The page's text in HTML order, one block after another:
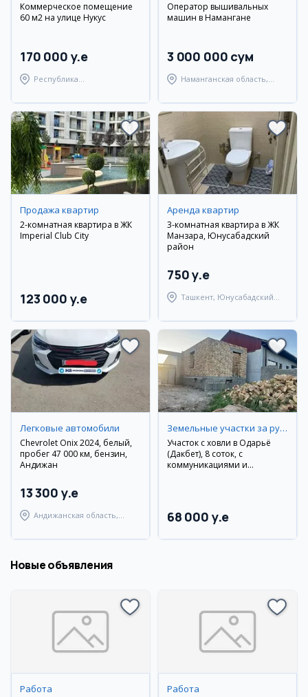
Коммерческое помещение
60 м2 на улице Нукус
170 000 y.e
Республика
район
Оператор вышивальных
машин в Намангане
3 000 000 сум
Наманганская область,
Продажа квартир
2-комнатная квартира в ЖК
Imperial Club City
123 000 y.e
Аренда квартир
3-комнатная квартира в ЖК
Манзара, Юнусабадский
район
750 y.e
Ташкент, Юнусабадский
Легковые автомобили
Chevrolet Onix 2024, белый,
пробег 47 000 км, бензин,
Андижан
13 300 y.e
Андижанская область,
Земельные участки за рубежом
Участок с ховли в Оқдарьё
(Дакбет), 8 соток, с
коммуникациями и
68 000 y.e
Новые объявления
Работа Работа